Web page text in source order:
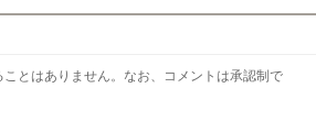
ことはありません。なお、コメントは承認制で